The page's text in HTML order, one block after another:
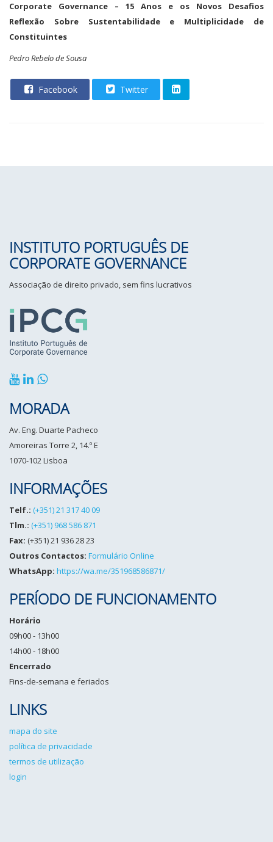
Corporate Governance – 15 Anos e os Novos Desafios
Reflexão Sobre Sustentabilidade e Multiplicidade de
Constituintes
Pedro Rebelo de Sousa
Facebook Twitter
INSTITUTO PORTUGUÊS DE
CORPORATE GOVERNANCE
Associação de direito privado, sem fins lucrativos
MORADA
Av. Eng. Duarte Pacheco
Amoreiras Torre 2, 14.º E
1070-102 Lisboa
INFORMAÇÕES
Telf.: (+351) 21 317 40 09
Tlm.: (+351) 968 586 871
Fax: (+351) 21 936 28 23
Outros Contactos: Formulário Online
WhatsApp: https://wa.me/351968586871/
PERÍODO DE FUNCIONAMENTO
Horário
09h00 - 13h00
14h00 - 18h00
Encerrado
Fins-de-semana e feriados
LINKS
mapa do site
política de privacidade
termos de utilização
login